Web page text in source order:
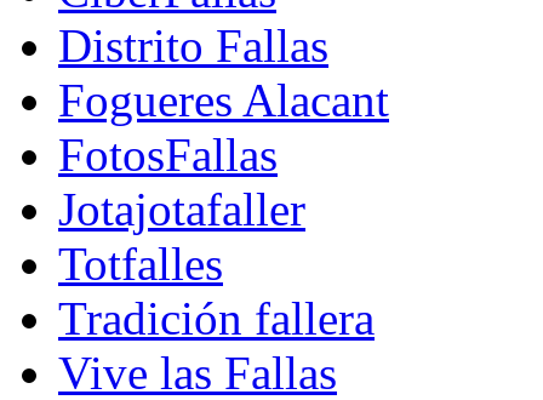
Distrito Fallas
Fogueres Alacant
FotosFallas
Jotajotafaller
Totfalles
Tradición fallera
Vive las Fallas